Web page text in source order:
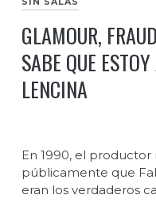
GLAMOUR,
SABE QUE
LENCINA
En 1990, el
públicamente que
eran los verdaderos